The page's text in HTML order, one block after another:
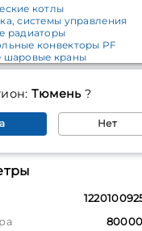
Тюмень?
Нет
котлы
системы управления
радиаторы
конвекторы PF
шаровые краны
шаровый